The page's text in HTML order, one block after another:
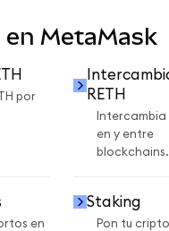
en MetaMask
por
RETH
Intercambia
en y entre
blockchains.
en
Staking
Pon tu